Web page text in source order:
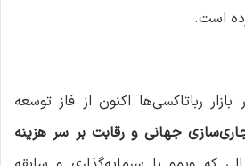
است.
بازار رباتاکسی‌ها اکنون از فاز توسعه
جهانی و رقابت بر سر هزینه